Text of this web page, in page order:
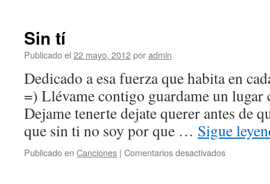
Sin tí
Publicado el 22 mayo, 2012poradmin
Dedicado a esa fuerza que habita en
=) Llévame contigo guardame un lugar
Dejame tenerte dejate querer antes de
que sin ti no soy por que … Sigue
Publicado en Canciones | Comentarios desactivadosen